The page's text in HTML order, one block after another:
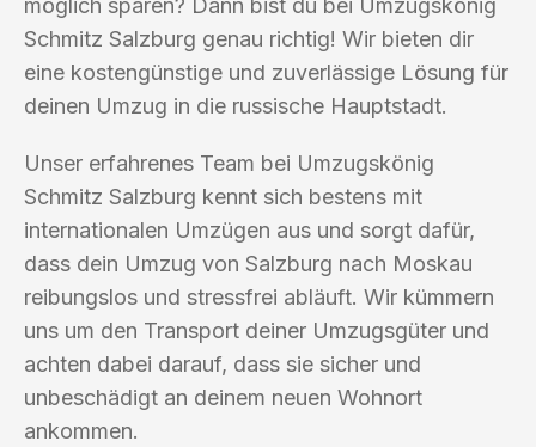
möglich sparen? Dann bist du bei Umzugskönig
Schmitz Salzburg genau richtig! Wir bieten dir
eine kostengünstige und zuverlässige Lösung für
deinen Umzug in die russische Hauptstadt.
Unser erfahrenes Team bei Umzugskönig
Schmitz Salzburg kennt sich bestens mit
internationalen Umzügen aus und sorgt dafür,
dass dein Umzug von Salzburg nach Moskau
reibungslos und stressfrei abläuft. Wir kümmern
uns um den Transport deiner Umzugsgüter und
achten dabei darauf, dass sie sicher und
unbeschädigt an deinem neuen Wohnort
ankommen.